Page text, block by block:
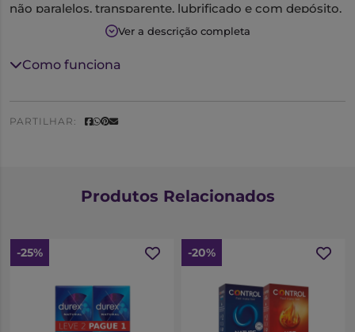
não paralelos, transparente, lubrificado e com depósito.
Largura nominal 54 mm. Produto de uso único.
Os preservativos Control
contraceptivoe protegem de
Ver a descrição completa
Como funciona
PARTILHAR:
Produtos Relacionados
-25% -20%